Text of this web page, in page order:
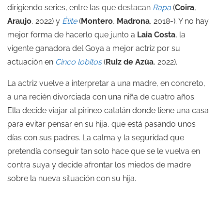
dirigiendo series, entre las que destacan Rapa (Coira,
Araujo, 2022) y Élite (Montero, Madrona, 2018-). Y no hay
mejor forma de hacerlo que junto a Laia Costa, la
vigente ganadora del Goya a mejor actriz por su
actuación en Cinco lobitos(Ruiz de Azúa, 2022).
La actriz vuelve a interpretar a una madre, en concreto,
a una recién divorciada con una niña de cuatro años.
Ella decide viajar al pirineo catalán donde tiene una casa
para evitar pensar en su hija, que está pasando unos
días con sus padres. La calma y la seguridad que
pretendía conseguir tan solo hace que se le vuelva en
contra suya y decide afrontar los miedos de madre
sobre la nueva situación con su hija.